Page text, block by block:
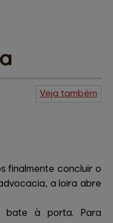
Veja também
finalmente concluir o
a loira abre
bate à porta. Para